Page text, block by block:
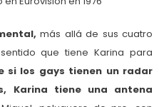
más allá de sus cuatro
que tiene Karina para
si los gays tienen un radar
Karina tiene una antena